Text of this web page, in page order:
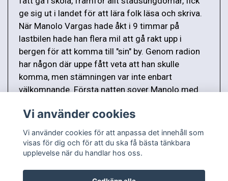
ge sig ut i landet för att lära folk läsa och skriva.
När Manolo Vargas hade åkt i 9 timmar på
lastbilen hade han flera mil att gå rakt upp i
bergen för att komma till "sin" by. Genom radion
har någon där uppe fått veta att han skulle
komma, men stämningen var inte enbart
välkomnande. Första natten sover Manolo med
Vi använder cookies
Vi använder cookies för att anpassa det innehåll som
visas för dig och för att du ska få bästa tänkbara
upplevelse när du handlar hos oss.